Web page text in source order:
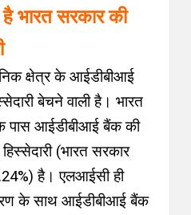
भारत सरकार की
क्षेत्र के आईडीबीआई
बेचने वाली है। भारत
आईडीबीआई बैंक की
(भारत सरकार
है। एलआईसी ही
के साथ आईडीबीआई बैंक